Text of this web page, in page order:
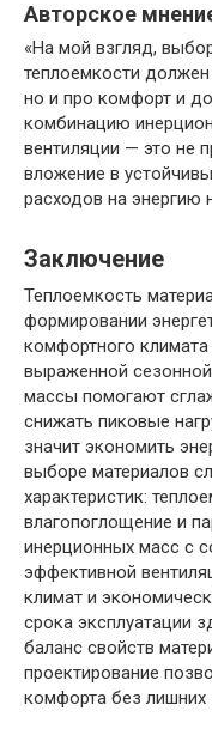
Авторское
«На мой взгляд,
теплоемкости
но и про комфорт и
комбинацию
вентиляции — это не
вложение в
расходов на энергию
Заключение
Теплоемкость
формировании
комфортного климата
выраженной
массы помогают
снижать пиковые
значит экономить
выборе материалов
характеристик:
влагопоглощение и
инерционных масс с
эффективной
климат и
срока эксплуатации
баланс свойств
проектирование
комфорта без лишних